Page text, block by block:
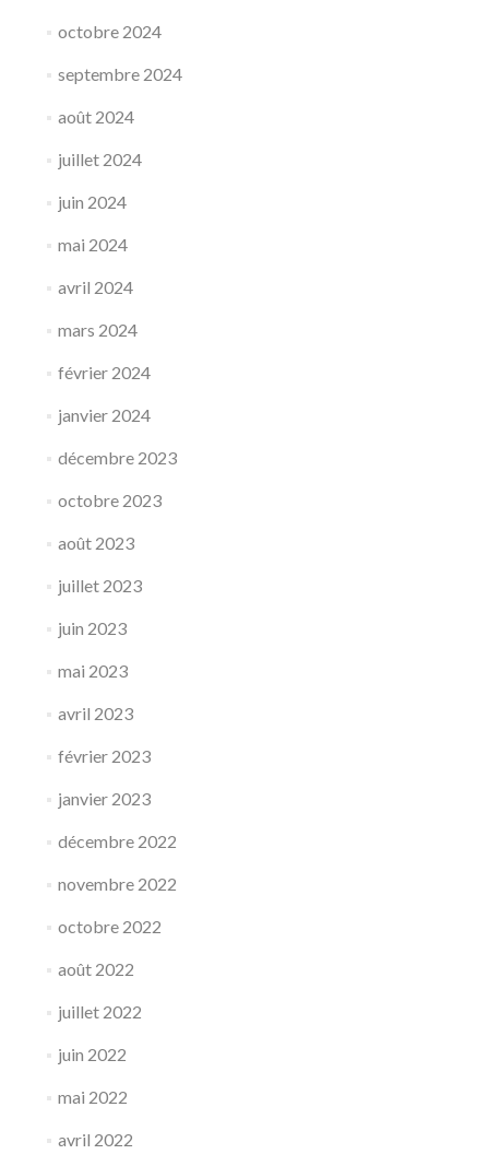
octobre 2024
septembre 2024
août 2024
juillet 2024
juin 2024
mai 2024
avril 2024
mars 2024
février 2024
janvier 2024
décembre 2023
octobre 2023
août 2023
juillet 2023
juin 2023
mai 2023
avril 2023
février 2023
janvier 2023
décembre 2022
novembre 2022
octobre 2022
août 2022
juillet 2022
juin 2022
mai 2022
avril 2022